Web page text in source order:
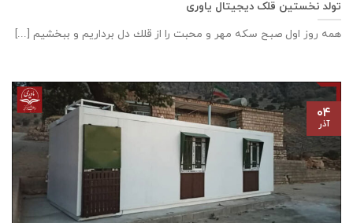
تولد نخستین قلک دیجیتال یاوری
همه روز اول صبح سكه مهر و محبت را از قلك دل برداريم و ببخشيم [...]
۰۴
آذر